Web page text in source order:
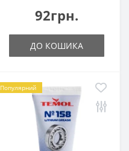
92грн.
ДО КОШИКА
Популярний